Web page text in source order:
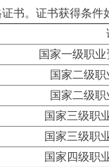
书。证书获得条件
国家一级职业
国家二级职
国家二级职
国家三级职
国家三级职
国家四级职